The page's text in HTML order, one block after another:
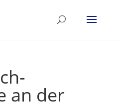
an der